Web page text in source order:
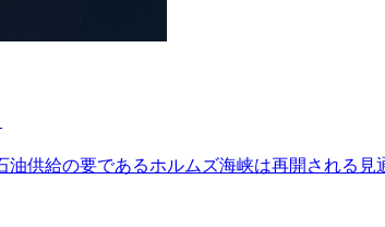
供給の要であるホルムズ海峡は再開される